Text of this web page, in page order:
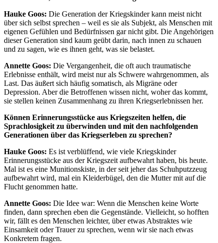
Hauke Goos: Die Generation der Kriegskinder kann meist nicht
über sich selbst sprechen – weil es sie als Subjekt, als Menschen mit
eigenen Gefühlen und Bedürfnissen gar nicht gibt. Die Angehörigen
dieser Generation sind kaum geübt darin, nach innen zu schauen
und zu sagen, wie es ihnen geht, was sie belastet.
Annette Goos: Die Vergangenheit, die oft auch traumatische
Erlebnisse enthält, wird meist nur als Schwere wahrgenommen, als
Last. Das äußert sich häufig somatisch, als Migräne oder
Depression. Aber die Betroffenen wissen nicht, woher das kommt,
sie stellen keinen Zusammenhang zu ihren Kriegserlebnissen her.
Können Erinnerungsstücke aus Kriegszeiten helfen, die
Sprachlosigkeit zu überwinden und mit den nachfolgenden
Generationen über das Kriegserleben zu sprechen?
Hauke Goos: Es ist verblüffend, wie viele Kriegskinder
Erinnerungsstücke aus der Kriegszeit aufbewahrt haben, bis heute.
Mal ist es eine Munitionskiste, in der seit jeher das Schuhputzzeug
aufbewahrt wird, mal ein Kleiderbügel, den die Mutter mit auf die
Flucht genommen hatte.
Annette Goos: Die Idee war: Wenn die Menschen keine Worte
finden, dann sprechen eben die Gegenstände. Vielleicht, so hofften
wir, fällt es den Menschen leichter, über etwas Abstraktes wie
Einsamkeit oder Trauer zu sprechen, wenn wir sie nach etwas
Konkretem fragen.